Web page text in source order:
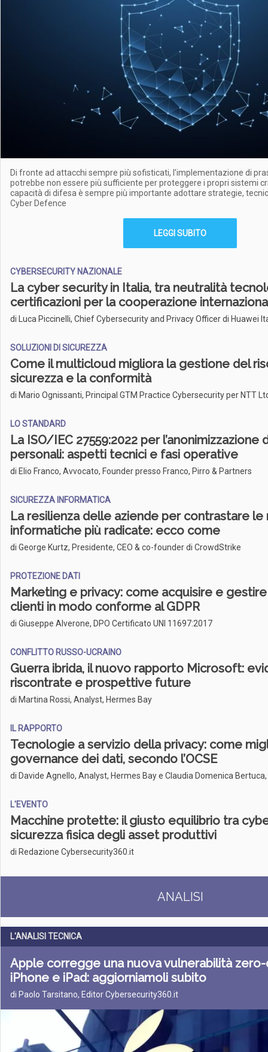
Di fronte ad attacchi sempre più sofisticati, l’implementazione di
potrebbe non essere più sufficiente per proteggere i propri sistemi
capacità di difesa è sempre più importante adottare strategie,
Cyber Defence
LEGGI SUBITO
CYBERSECURITY NAZIONALE
La cyber security in Italia, tra neutralità
certificazioni per la cooperazione
di Luca Piccinelli, Chief Cybersecurity and Privacy Officer di Huawei
SOLUZIONI DI SICUREZZA
Come il multicloud migliora la gestione del
sicurezza e la conformità
di Mario Ognissanti, Principal GTM Practice Cybersecurity per NTT
LO STANDARD
La ISO/IEC 27559:2022 per l’anonimizzazione
personali: aspetti tecnici e fasi operative
di Elio Franco, Avvocato, Founder presso Franco, Pirro & Partners
SICUREZZA INFORMATICA
La resilienza delle aziende per contrastare le
informatiche più radicate: ecco come
di George Kurtz, Presidente, CEO & co-founder di CrowdStrike
PROTEZIONE DATI
Marketing e privacy: come acquisire e
clienti in modo conforme al GDPR
di Giuseppe Alverone, DPO Certificato UNI 11697:2017
CONFLITTO RUSSO-UCRAINO
Guerra ibrida, il nuovo rapporto Microsoft:
riscontrate e prospettive future
di Martina Rossi, Analyst, Hermes Bay
IL RAPPORTO
Tecnologie a servizio della privacy: come
governance dei dati, secondo l’OCSE
di Davide Agnello, Analyst, Hermes Bay e Claudia Domenica
L'EVENTO
Macchine protette: il giusto equilibrio tra
sicurezza fisica degli asset produttivi
di Redazione Cybersecurity360.it
ANALISI
L'ANALISI TECNICA
Apple corregge una nuova vulnerabilità zero-
iPhone e iPad: aggiorniamoli subito
di Paolo Tarsitano, Editor Cybersecurity360.it